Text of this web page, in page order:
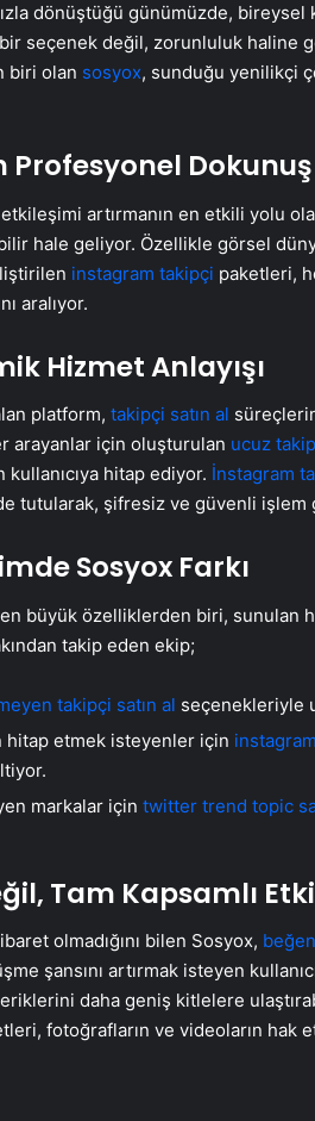
dönüştüğü günümüzde, bireysel
seçenek değil, zorunluluk haline
biri olan sosyox, sunduğu yenilikçi
Profesyonel Dokunuş
artırmanın en etkili yolu
hale geliyor. Özellikle görsel
instagram takipçi paketleri,
aralıyor.
Hizmet Anlayışı
platform, takipçi satın al
arayanlar için oluşturulan ucuz
hitap ediyor. İnstagram
tutularak, şifresiz ve güvenli işlem
Sosyox Farkı
en büyük özelliklerden biri,
takip eden ekip;
takipçi satın al seçenekleriyle
etmek isteyenler için
markalar için twitter trend topic
Tam Kapsamlı
olmadığını bilen Sosyox,
şansını artırmak isteyen
daha geniş kitlelere
fotoğrafların ve videoların hak